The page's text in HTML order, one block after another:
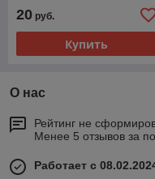
20 руб.
Купить
О нас
Рейтинг не
Менее 5 отзывов за
Работает с